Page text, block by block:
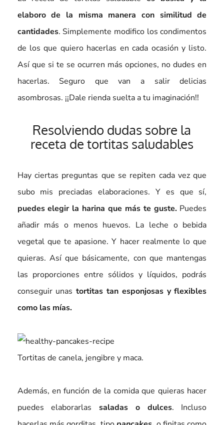
elaboro de la misma manera con similitud de
cantidades. Simplemente modifico los condimentos
de los que quiero hacerlas en cada ocasión y listo.
Así que si te se ocurren más opciones, no dudes en
hacerlas. Seguro que van a salir delicias
asombrosas. ¡¡Dale rienda suelta a tu imaginación!!
Resolviendo dudas sobre la
receta de tortitas saludables
Hay ciertas preguntas que se repiten cada vez que
subo mis preciadas elaboraciones. Y es que sí,
puedes elegir la harina que más te guste.Puedes
añadir más o menos huevos. La leche o bebida
vegetal que te apasione. Y hacer realmente lo que
quieras. Así que básicamente, con que mantengas
las proporciones entre sólidos y líquidos, podrás
conseguir unastortitas tan esponjosas y flexibles
como las mías.
Tortitas de canela, jengibre y maca.
Además, en función de la comida que quieras hacer
puedes elaborarlassaladas o dulces. Incluso